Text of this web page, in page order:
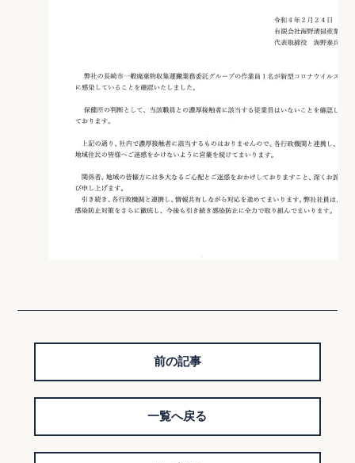
前の記事
一覧へ戻る